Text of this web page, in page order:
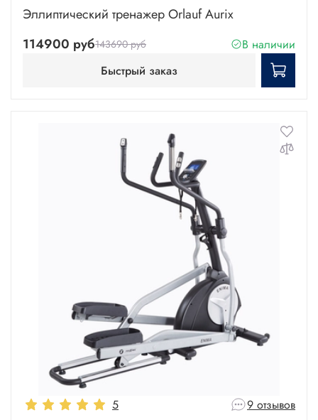
Эллиптический тренажер Orlauf Aurix
114900 руб143690 руб
В наличии
Быстрый заказ
5 9 отзывов